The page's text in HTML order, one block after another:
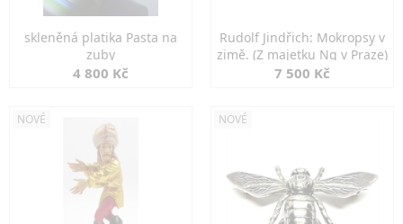
skleněná platika Pasta na
zuby
4 800 Kč
Rudolf Jindřich: Mokropsy v
zimě. (Z majetku Ng v Praze)
7 500 Kč
NOVÉ NOVÉ